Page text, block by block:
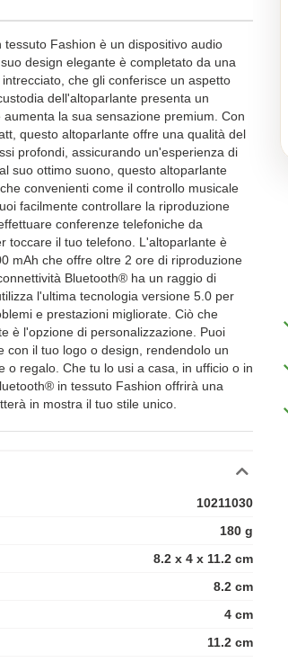
Fashion è un dispositivo audio
design elegante è completato da una
che gli conferisce un aspetto
dell'altoparlante presenta un
la sua sensazione premium. Con
questo altoparlante offre una qualità del
profondi, assicurando un'esperienza di
suo ottimo suono, questo altoparlante
convenienti come il controllo musicale
facilmente controllare la riproduzione
conferenze telefoniche da
toccare il tuo telefono. L'altoparlante è
mAh che offre oltre 2 ore di riproduzione
Bluetooth® ha un raggio di
l'ultima tecnologia versione 5.0 per
e prestazioni migliorate. Ciò che
è l'opzione di personalizzazione. Puoi
con il tuo logo o design, rendendolo un
o regalo. Che tu lo usi a casa, in ufficio o in
in tessuto Fashion offrirà una
in mostra il tuo stile unico.
10211030
180 g
8.2 x 4 x 11.2 cm
8.2 cm
4 cm
11.2 cm